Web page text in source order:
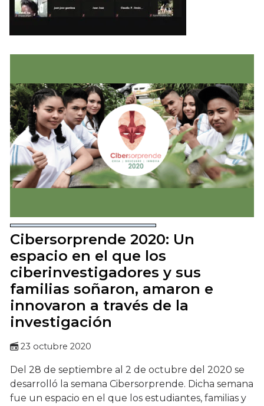
Cibersorprende 2020: Un
espacio en el que los
ciberinvestigadores y sus
familias soñaron, amaron e
innovaron a través de la
investigación
23 octubre 2020
Del 28 de septiembre al 2 de octubre del 2020 se
desarrolló la semana Cibersorprende. Dicha semana
fue un espacio en el que los estudiantes, familias y